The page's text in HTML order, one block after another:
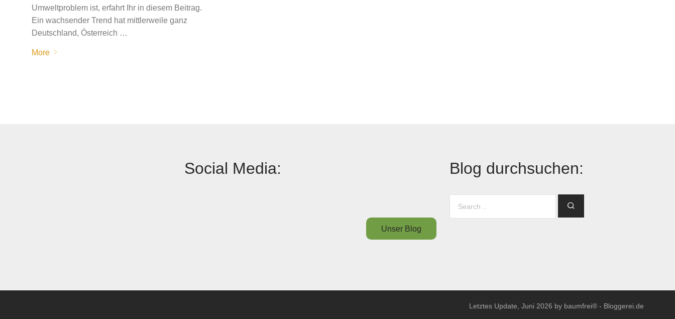
Umweltproblem ist, erfahrt Ihr in diesem Beitrag.
Ein wachsender Trend hat mittlerweile ganz
Deutschland, Österreich …
More
Social Media:
Unser Blog
Blog durchsuchen:
Letztes Update, Juni 2026 by baumfrei® - Bloggerei.de